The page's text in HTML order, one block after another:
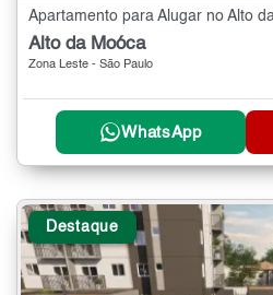
Alto da Moóca
Zona Leste - São Paulo
WhatsApp
Destaque